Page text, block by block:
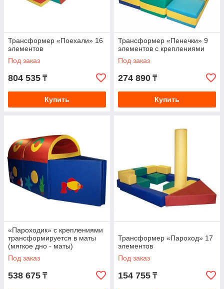
Трансформер «Поехали» 16
элементов
Под заказ
804 535 ₸
Купить
Трансформер «Пенечки» 9
элементов с креплениями
Под заказ
274 890 ₸
Купить
«Пароходик» с креплениями
трансформируется в маты
(мягкое дно - маты)
Под заказ
538 675 ₸
Трансформер «Пароход» 17
элементов
Под заказ
154 755 ₸